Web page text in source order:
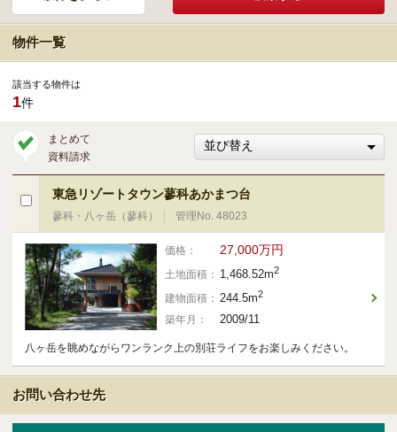
物件一覧
該当する物件は
1件
まとめて
資料請求
東急リゾートタウン蓼科あかまつ台
蓼科・八ヶ岳（蓼科） 管理No. 48023
価格： 27,000万円
土地面積： 1,468.52m2
建物面積： 244.5m2
築年月： 2009/11
八ヶ岳を眺めながらワンランク上の別荘ライフをお楽しみください。
お問い合わせ先
リゾートに関する様々なお役立ち情報をお届け
新着物件お知らせメールに登録
ご契約後アンケートのご案内